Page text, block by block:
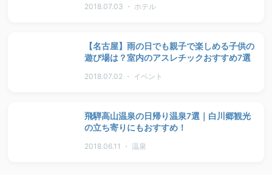
2018.07.03 ・ ホテル
【名古屋】雨の日でも親子で楽しめる子供の
遊び場は？室内のアスレチックおすすめ7選
2018.07.02 ・ イベント
飛騨高山温泉の日帰り温泉7選｜白川郷観光
の立ち寄りにもおすすめ！
2018.06.11 ・ 温泉